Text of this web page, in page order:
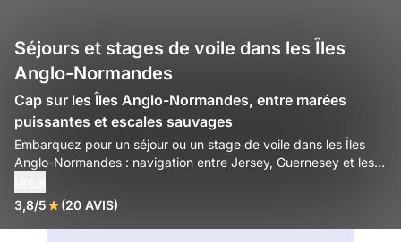
Séjours et stages de voile dans les Îles
Anglo-Normandes
Cap sur les Îles Anglo-Normandes, entre marées
puissantes et escales sauvages
Embarquez pour un séjour ou un stage de voile dans les Îles
Anglo-Normandes : navigation entre Jersey, Guernesey et les
3,8/5 (20 AVIS)